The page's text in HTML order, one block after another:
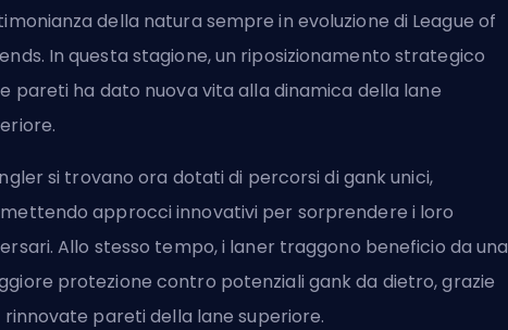
della natura sempre in evoluzione di League of
In questa stagione, un riposizionamento strategico
pareti ha dato nuova vita alla dinamica della lane
si trovano ora dotati di percorsi di gank unici,
approcci innovativi per sorprendere i loro
Allo stesso tempo, i laner traggono beneficio da una
protezione contro potenziali gank da dietro, grazie
rinnovate pareti della lane superiore.